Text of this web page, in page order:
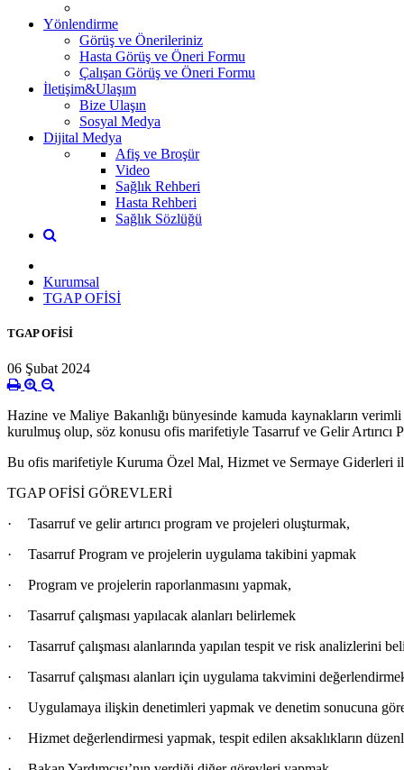
Yönlendirme
Görüş ve Önerileriniz
Hasta Görüş ve Öneri Formu
Çalışan Görüş ve Öneri Formu
İletişim&Ulaşım
Bize Ulaşın
Sosyal Medya
Dijital Medya
Afiş ve Broşür
Video
Sağlık Rehberi
Hasta Rehberi
Sağlık Sözlüğü
Kurumsal
TGAP OFİSİ
TGAP OFİSİ
06 Şubat 2024
Hazine ve Maliye Bakanlığı bünyesinde kamuda kaynakların
kurulmuş olup, söz konusu ofis marifetiyle Tasarruf ve Gelir Artırıcı
Bu ofis marifetiyle Kuruma Özel Mal, Hizmet ve Sermaye Giderleri
TGAP OFİSİ GÖREVLERİ
·
Tasarruf ve gelir artırıcı program ve projeleri oluşturmak,
·
Tasarruf Program ve projelerin uygulama takibini yapmak
·
Program ve projelerin raporlanmasını yapmak,
·
Tasarruf çalışması yapılacak alanları belirlemek
·
Tasarruf çalışması alanlarında yapılan tespit ve risk analizlerini
·
Tasarruf çalışması alanları için uygulama takvimini
·
Uygulamaya ilişkin denetimleri yapmak ve denetim sonucuna
·
Hizmet değerlendirmesi yapmak, tespit edilen aksaklıkların